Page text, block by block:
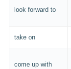
look forward to
take on
come up with